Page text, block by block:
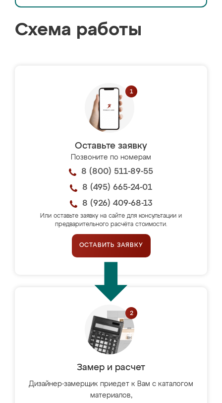
Схема работы
Оставьте заявку
Позвоните по номерам
8 (800) 511-89-55
8 (495) 665-24-01
8 (926) 409-68-13
Или оставьте заявку на сайте для консультации и
предварительного расчёта стоимости.
ОСТАВИТЬ ЗАЯВКУ
Замер и расчет
Дизайнер-замерщик приедет к Вам с каталогом
материалов,